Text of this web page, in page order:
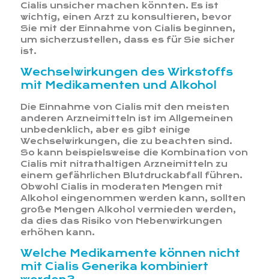
Cialis unsicher machen könnten. Es ist
wichtig, einen Arzt zu konsultieren, bevor
Sie mit der Einnahme von Cialis beginnen,
um sicherzustellen, dass es für Sie sicher
ist.
Wechselwirkungen des Wirkstoffs
mit Medikamenten und Alkohol
Die Einnahme von Cialis mit den meisten
anderen Arzneimitteln ist im Allgemeinen
unbedenklich, aber es gibt einige
Wechselwirkungen, die zu beachten sind.
So kann beispielsweise die Kombination von
Cialis mit nitrathaltigen Arzneimitteln zu
einem gefährlichen Blutdruckabfall führen.
Obwohl Cialis in moderaten Mengen mit
Alkohol eingenommen werden kann, sollten
große Mengen Alkohol vermieden werden,
da dies das Risiko von Nebenwirkungen
erhöhen kann.
Welche Medikamente können nicht
mit Cialis Generika kombiniert